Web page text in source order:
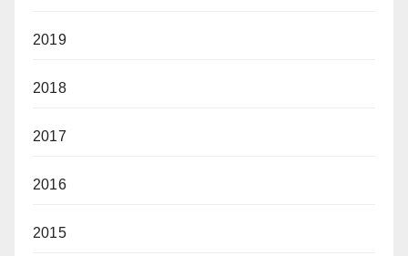
2019
2018
2017
2016
2015